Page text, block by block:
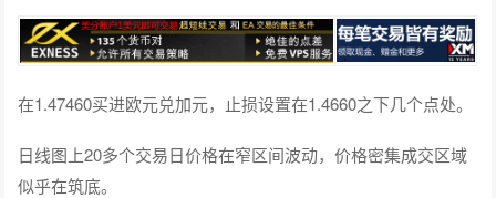
在1.47460买进欧元兑加元，止损设置在1.4660之下几个点处。
日线图上20多个交易日价格在窄区间波动，价格密集成交区域
似乎在筑底。